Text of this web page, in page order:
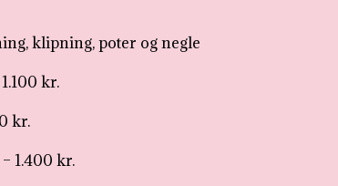
klipning, poter og negle
kr.
kr.
1.400 kr.